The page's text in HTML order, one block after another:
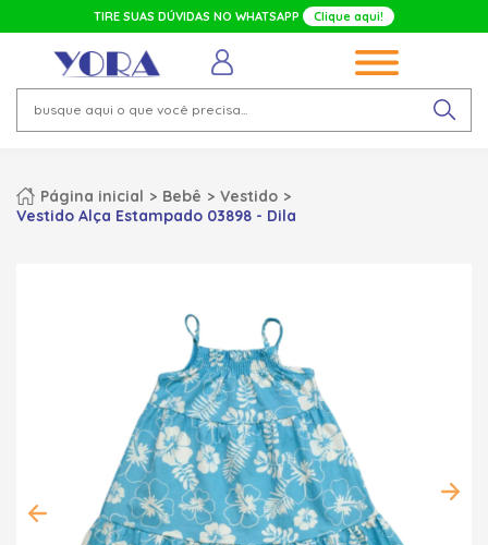
TIRE SUAS DÚVIDAS NO WHATSAPP Clique aqui!
Página inicial Bebê
Vestido
Vestido Alça Estampado 03898 - Dila